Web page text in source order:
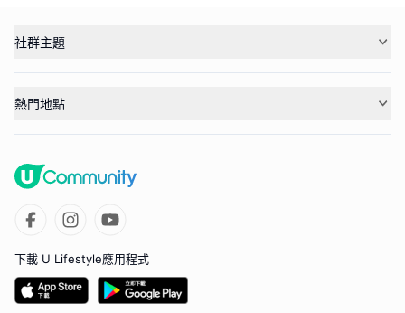
社群主題
熱門地點
下載 U Lifestyle應用程式